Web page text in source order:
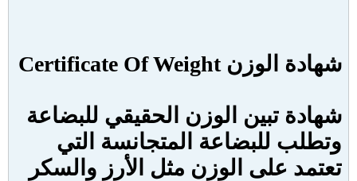
شهادة الوزنCertificate Of Weight
شهادة تبين الوزن الحقيقي للبضاعة
وتطلب للبضاعة المتجانسة التي
تعتمد على الوزن مثل الأرز والسكر